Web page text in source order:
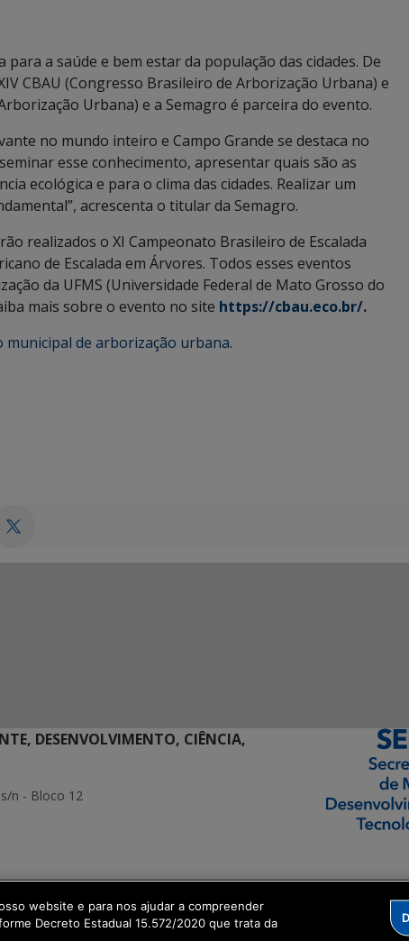
a saúde e bem estar da população das cidades. De
CBAU (Congresso Brasileiro de Arborização Urbana) e
Urbana) e a Semagro é parceira do evento.
no mundo inteiro e Campo Grande se destaca no
esse conhecimento, apresentar quais são as
ecológica e para o clima das cidades. Realizar um
acrescenta o titular da Semagro.
realizados o XI Campeonato Brasileiro de Escalada
de Escalada em Árvores. Todos esses eventos
da UFMS (Universidade Federal de Mato Grosso do
mais sobre o evento no site https://cbau.eco.br/.
de arborização urbana.
DESENVOLVIMENTO, CIÊNCIA,
n - Bloco 12
Digital
website e para nos ajudar a compreender
Decreto Estadual 15.572/2020 que trata da